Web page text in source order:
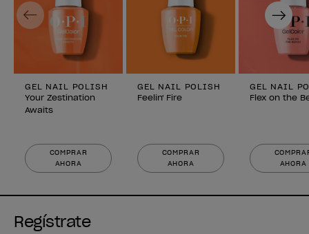
GEL NAIL POLISH
Your Zestination
Awaits
COMPRAR
AHORA
GEL NAIL POLISH
Feelin' Fire
COMPRAR
AHORA
GEL NAIL
Flex on the
AHORA
Previous Next
Regístrate